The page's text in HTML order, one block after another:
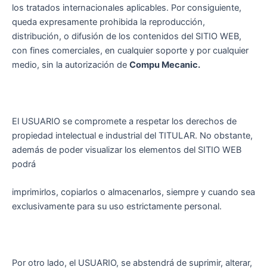
los tratados internacionales aplicables. Por consiguiente,
queda expresamente prohibida la reproducción,
distribución, o difusión de los contenidos del SITIO WEB,
con fines comerciales, en cualquier soporte y por cualquier
medio, sin la autorización de Compu Mecanic.
El USUARIO se compromete a respetar los derechos de
propiedad intelectual e industrial del TITULAR. No obstante,
además de poder visualizar los elementos del SITIO WEB
podrá
imprimirlos, copiarlos o almacenarlos, siempre y cuando sea
exclusivamente para su uso estrictamente personal.
Por otro lado, el USUARIO, se abstendrá de suprimir, alterar,